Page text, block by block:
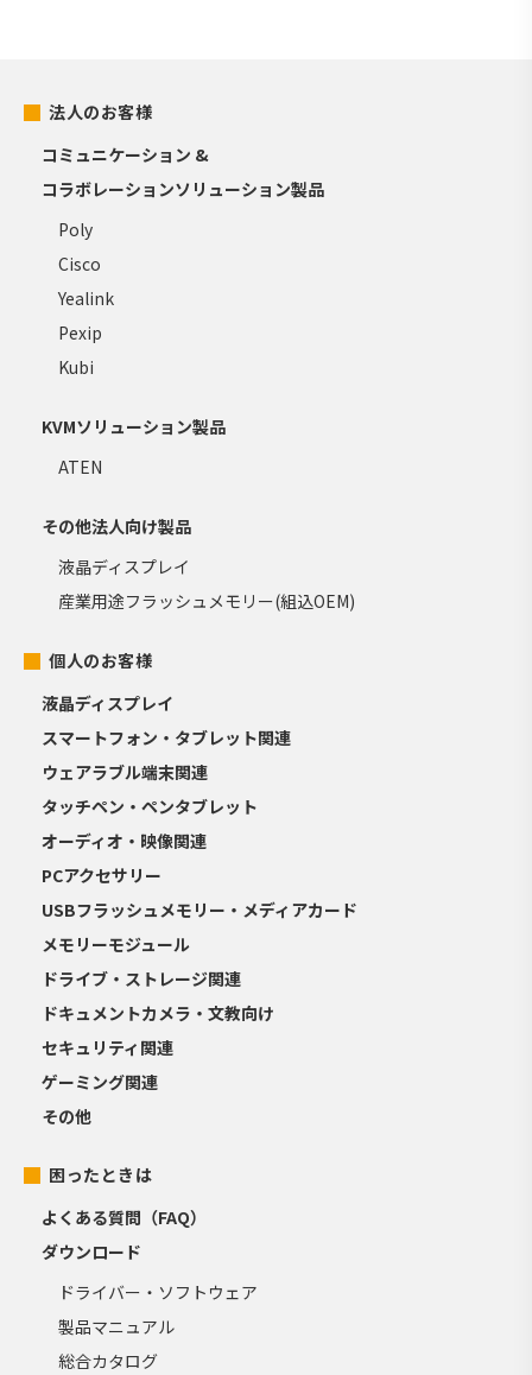
法人のお客様
コミュニケーション &
コラボレーションソリューション製品
Poly
Cisco
Yealink
Pexip
Kubi
KVMソリューション製品
ATEN
その他法人向け製品
液晶ディスプレイ
産業用途フラッシュメモリー(組込OEM)
個人のお客様
液晶ディスプレイ
スマートフォン・タブレット関連
ウェアラブル端末関連
タッチペン・ペンタブレット
オーディオ・映像関連
PCアクセサリー
USBフラッシュメモリー・メディアカード
メモリーモジュール
ドライブ・ストレージ関連
ドキュメントカメラ・文教向け
セキュリティ関連
ゲーミング関連
その他
困ったときは
よくある質問（FAQ）
ダウンロード
ドライバー・ソフトウェア
製品マニュアル
総合カタログ